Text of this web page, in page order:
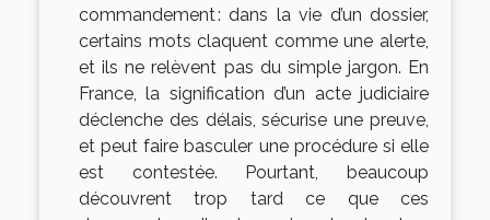
commandement : dans la vie d’un dossier,
certains mots claquent comme une alerte,
et ils ne relèvent pas du simple jargon. En
France, la signification d’un acte judiciaire
déclenche des délais, sécurise une preuve,
et peut faire basculer une procédure si elle
est contestée. Pourtant, beaucoup
découvrent trop tard ce que ces